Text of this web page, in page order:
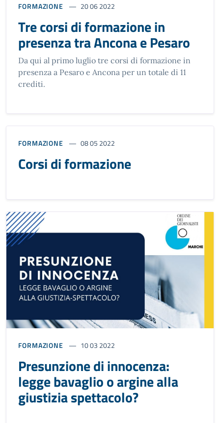
FORMAZIONE 20 06 2022
Tre corsi di formazione in
presenza tra Ancona e Pesaro
Da qui al primo luglio tre corsi di formazione in
presenza a Pesaro e Ancona per un totale di 11
crediti.
FORMAZIONE 08 05 2022
Corsi di formazione
FORMAZIONE 10 03 2022
Presunzione di innocenza:
legge bavaglio o argine alla
giustizia spettacolo?